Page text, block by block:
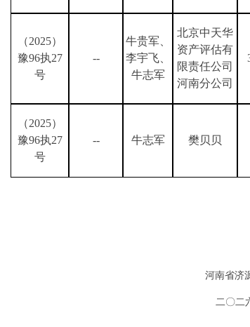
（2025）
豫96执27
号
--
牛贵军、
李宇飞、
牛志军
北京中天华
资产评估有
限责任公司
河南分公司
（2025）
豫96执27
号
-- 牛志军 樊贝贝
河南省济
二〇二